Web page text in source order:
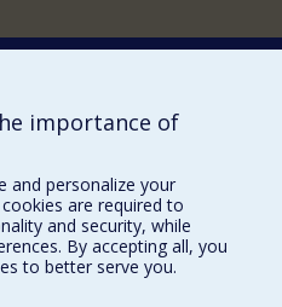
importance of
and personalize your
are required to
and security, while
By accepting all, you
to better serve you.